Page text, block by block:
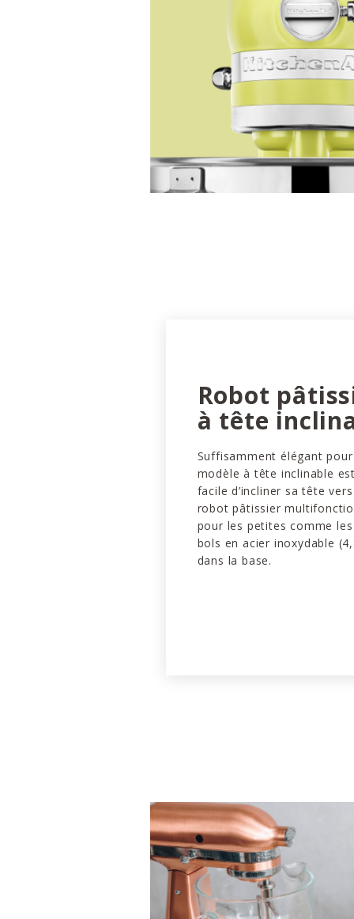
Robot
à tête
Suffisamment élégant
modèle à tête inclinable
facile d’incliner sa tête
robot pâtissier
pour les petites comme
bols en acier inoxydable
dans la base.